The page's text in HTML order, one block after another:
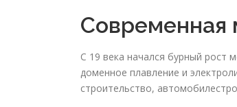
Современная
С 19 века начался бурный рост
доменное плавление и
строительство,